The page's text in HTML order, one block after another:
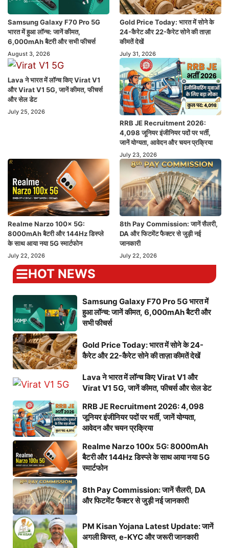
Samsung Galaxy F70 Pro 5G
भारत में हुआ लॉन्च: जानें कीमत,
6,000mAh बैटरी और सभी फीचर्स
August 3, 2026
Gold Price Today: भारत में सोने के
24-कैरेट और 22-कैरेट सोने की ताज़ा
कीमतें देखें
July 31, 2026
Lava ने भारत में लॉन्च किए Virat V1
और Virat V1 5G, जानें कीमत, फीचर्स
और सेल डेट
July 25, 2026
RRB JE Recruitment 2026:
4,098 जूनियर इंजीनियर पदों पर भर्ती,
जानें योग्यता, आवेदन और चयन प्रक्रिया
July 23, 2026
Realme Narzo 100x 5G:
8000mAh बैटरी और 144Hz डिस्प्ले
के साथ आया नया 5G स्मार्टफोन
July 22, 2026
8th Pay Commission: जानें सैलरी,
DA और फिटमेंट फैक्टर से जुड़ी नई
जानकारी
July 22, 2026
HOT NEWS
Samsung Galaxy F70 Pro 5G भारत में
हुआ लॉन्च: जानें कीमत, 6,000mAh बैटरी और
सभी फीचर्स
Gold Price Today: भारत में सोने के 24-
कैरेट और 22-कैरेट सोने की ताज़ा कीमतें देखें
Lava ने भारत में लॉन्च किए Virat V1 और
Virat V1 5G, जानें कीमत, फीचर्स और सेल डेट
RRB JE Recruitment 2026: 4,098
जूनियर इंजीनियर पदों पर भर्ती, जानें योग्यता,
आवेदन और चयन प्रक्रिया
Realme Narzo 100x 5G: 8000mAh
बैटरी और 144Hz डिस्प्ले के साथ आया नया 5G
स्मार्टफोन
8th Pay Commission: जानें सैलरी, DA
और फिटमेंट फैक्टर से जुड़ी नई जानकारी
PM Kisan Yojana Latest Update: जानें
अगली किस्त, e-KYC और जरूरी जानकारी